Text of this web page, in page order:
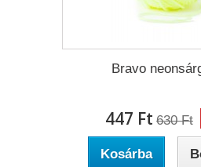
Bravo
447 Ft‎ 630 Ft‎
Kosárba